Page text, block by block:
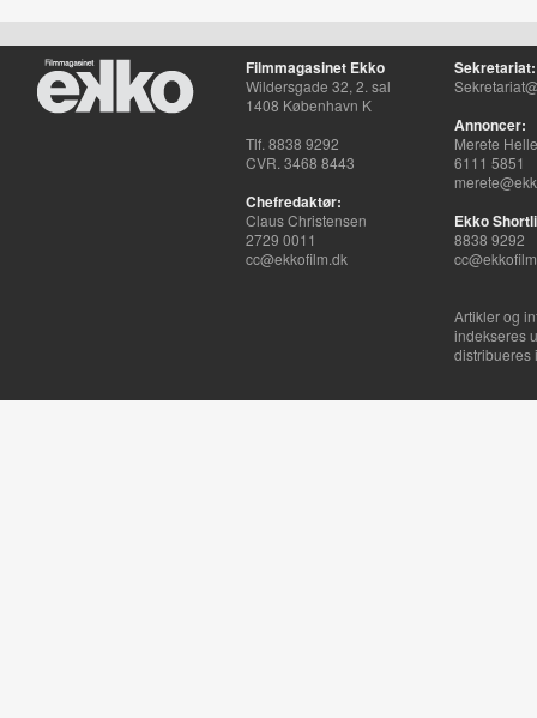
Filmmagasinet Ekko
Wildersgade 32, 2. sal
1408 København K
Tlf. 8838 9292
CVR. 3468 8443
Chefredaktør:
Claus Christensen
2729 0011
cc@ekkofilm.dk
Sekretariat:
Annoncer:
Merete
6111 5851
Ekko
8838 9292
Artikler og
indekseres
distribueres